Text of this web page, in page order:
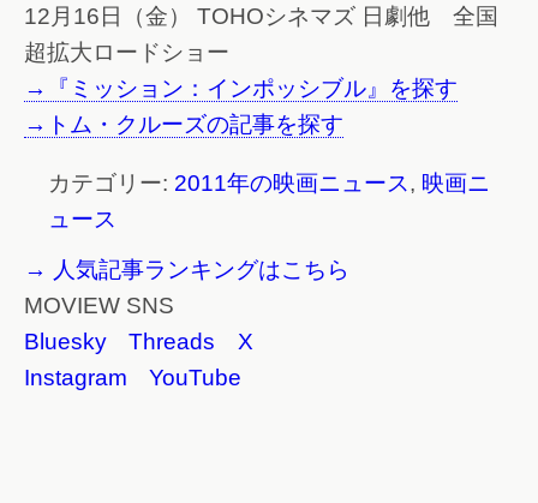
12月16日（金） TOHOシネマズ 日劇他 全国
超拡大ロードショー
→『ミッション：インポッシブル』を探す
→トム・クルーズの記事を探す
カテゴリー: 2011年の映画ニュース, 映画ニ
ュース
→ 人気記事ランキングはこちら
MOVIEW SNS
Bluesky
Threads
X
Instagram
YouTube